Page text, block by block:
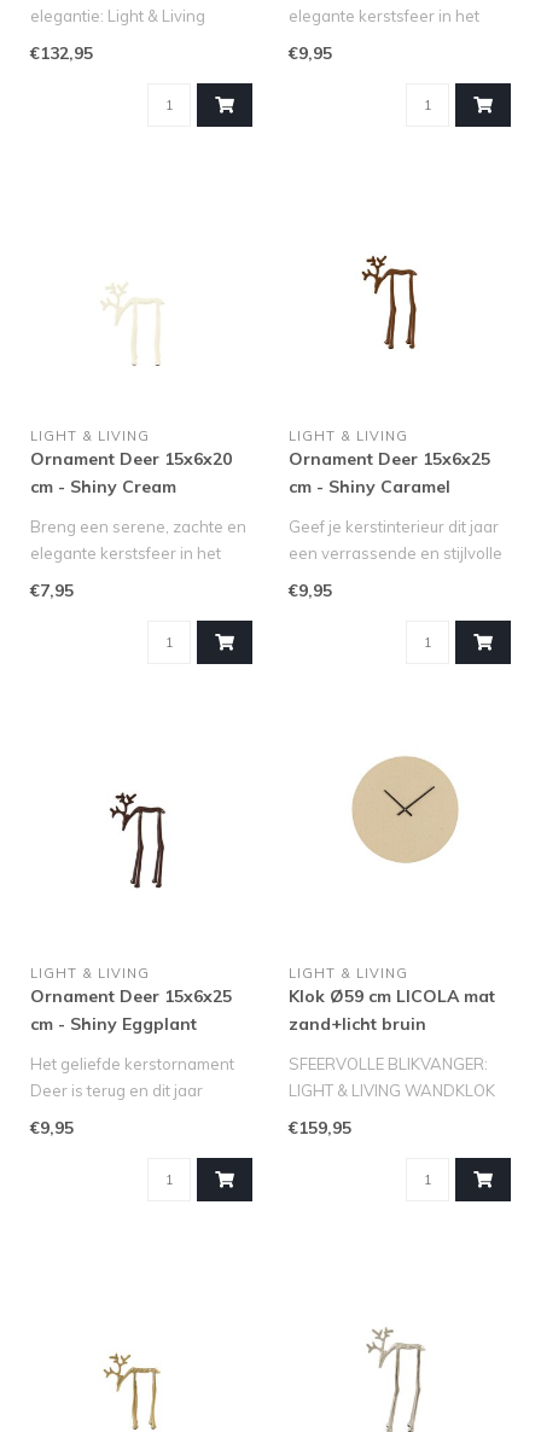
elegantie: Light & Living
€132,95
elegante kerstsfeer in het
€9,95
LIGHT & LIVING
Ornament Deer 15x6x20
cm - Shiny Cream
Breng een serene, zachte en
elegante kerstsfeer in het
€7,95
LIGHT & LIVING
Ornament Deer 15x6x25
cm - Shiny Caramel
Geef je kerstinterieur dit jaar
een verrassende en stijlvolle
€9,95
LIGHT & LIVING
Ornament Deer 15x6x25
cm - Shiny Eggplant
Het geliefde kerstornament
Deer is terug en dit jaar
€9,95
LIGHT & LIVING
Klok Ø59 cm LICOLA mat
zand+licht bruin
SFEERVOLLE BLIKVANGER:
LIGHT & LIVING WANDKLOK
€159,95